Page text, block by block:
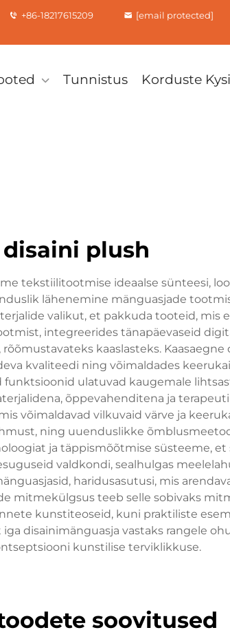
+86-18217615209 [email protected]
Tunnistus Korduste
disaini plush
tekstiilitootmise ideaalse sünteesi,
lähenemine mänguasjade
valikut, et pakkuda tooteid, mis
integreerides tänapäevaseid
kaaslasteks.
kvaliteedi ning võimaldades
funktsioonid ulatuvad kaugemale
õppevahenditena ja
võimaldavad vilkuvaid värve ja
ning uuenduslikke
ja täppismõõtmise süsteeme,
valdkondi, sealhulgas
haridusasutusi, mis
mitmekülgsus teeb selle sobivaks
kunstiteoseid, kuni praktiliste
disainimänguasja vastaks rangele
kunstilise terviklikkuse.
soovitused